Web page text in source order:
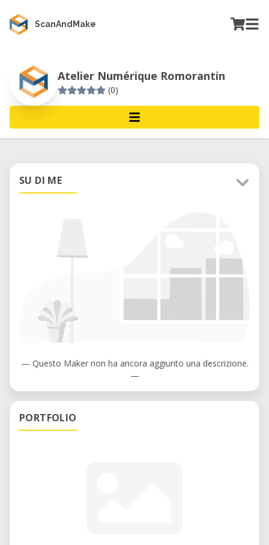
ScanAndMake
Atelier Numérique Romorantin
(0)
SU DI ME
— Questo Maker non ha ancora aggiunto una descrizione.
—
PORTFOLIO